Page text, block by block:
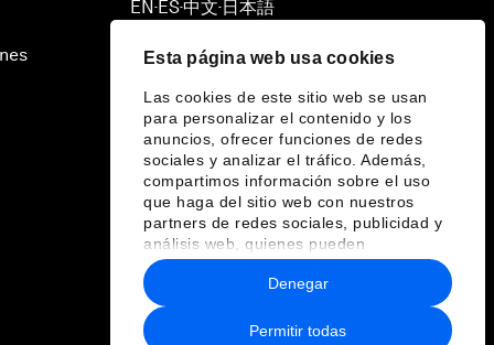
Esta página web usa cookies
Las cookies de este sitio web se usan
para personalizar el contenido y los
anuncios, ofrecer funciones de redes
sociales y analizar el tráfico. Además,
compartimos información sobre el uso
que haga del sitio web con nuestros
partners de redes sociales, publicidad y
análisis web, quienes pueden
combinarla con otra información que les
haya proporcionado o que hayan
recopilado a partir del uso que haya
hecho de sus servicios.
Permitir todas
Denegar
EN ▪ ES▪中文▪ 日本語